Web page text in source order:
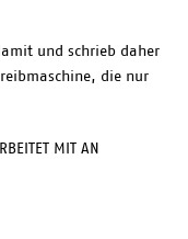
und schrieb daher
die nur
MIT AN